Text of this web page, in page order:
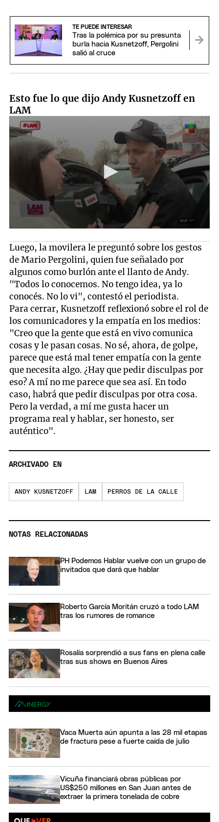
TE PUEDE INTERESAR
Tras la polémica por su presunta
burla hacia Kusnetzoff, Pergolini
salió al cruce
Esto fue lo que dijo Andy Kusnetzoff en
LAM
Luego, la movilera le preguntó sobre los gestos
de Mario Pergolini, quien fue señalado por
algunos como burlón ante el llanto de Andy.
"Todos lo conocemos. No tengo idea, ya lo
conocés. No lo vi", contestó el periodista.
Para cerrar, Kusnetzoff reflexionó sobre el rol de
los comunicadores y la empatía en los medios:
"Creo que la gente que está en vivo comunica
cosas y le pasan cosas. No sé, ahora, de golpe,
parece que está mal tener empatía con la gente
que necesita algo. ¿Hay que pedir disculpas por
eso? A mí no me parece que sea así. En todo
caso, habrá que pedir disculpas por otra cosa.
Pero la verdad, a mí me gusta hacer un
programa real y hablar, ser honesto, ser
auténtico".
ARCHIVADO EN
ANDY KUSNETZOFF LAM PERROS DE LA CALLE
NOTAS RELACIONADAS
PH Podemos Hablar vuelve con un grupo de
invitados que dará que hablar
Roberto García Moritán cruzó a todo LAM
tras los rumores de romance
Rosalía sorprendió a sus fans en plena calle
tras sus shows en Buenos Aires
Vaca Muerta aún apunta a las 28 mil etapas
de fractura pese a fuerte caída de julio
Vicuña financiará obras públicas por
US$250 millones en San Juan antes de
extraer la primera tonelada de cobre